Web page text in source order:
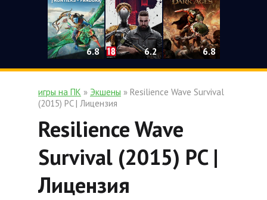
6.8 6.2 6.8
игры на ПК » Экшены » Resilience Wave Survival
(2015) PC | Лицензия
Resilience Wave
Survival (2015) PC |
Лицензия